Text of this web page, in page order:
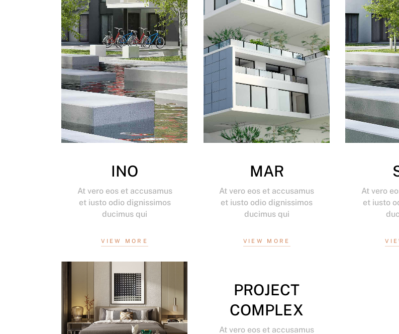
INO
At vero eos et accusamus
et iusto odio dignissimos
ducimus qui
VIEW MORE
MAR
At vero eos et accusamus
et iusto odio dignissimos
ducimus qui
VIEW MORE
At vero
et iusto
PROJECT
COMPLEX
At vero eos et accusamus